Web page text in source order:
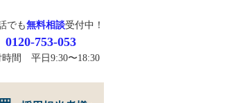
でも無料相談受付中！
0120-753-053
時間 平日9:30〜18:30